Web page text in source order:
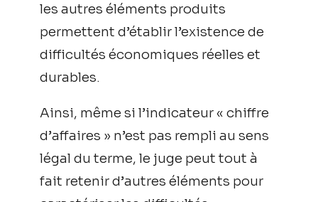
les autres éléments produits
permettent d’établir l’existence de
difficultés économiques réelles et
durables.
Ainsi, même si l’indicateur « chiffre
d’affaires » n’est pas rempli au sens
légal du terme, le juge peut tout à
fait retenir d’autres éléments pour